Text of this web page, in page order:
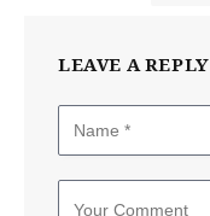
LEAVE A REPLY